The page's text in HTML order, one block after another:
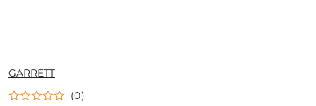
NAZWA
PRODUCENTA:
GARRETT
(0)